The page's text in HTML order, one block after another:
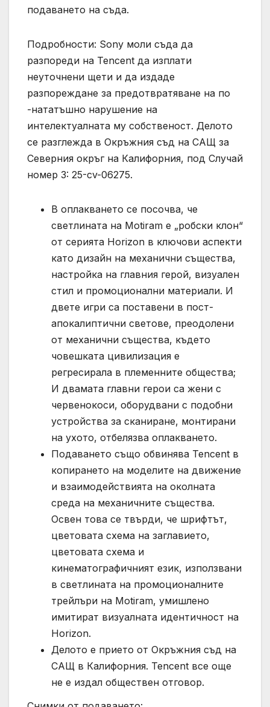
подаването на съда.
Подробности: Sony моли съда да
разпореди на Tencent да изплати
неуточнени щети и да издаде
разпореждане за предотвратяване на по
-нататъшно нарушение на
интелектуалната му собственост. Делото
се разглежда в Окръжния съд на САЩ за
Северния окръг на Калифорния, под Случай
номер 3: 25-cv-06275.
В оплакването се посочва, че
светлината на Motiram е „робски клон“
от серията Horizon в ключови аспекти
като дизайн на механични същества,
настройка на главния герой, визуален
стил и промоционални материали. И
двете игри са поставени в пост-
апокалиптични светове, преодолени
от механични същества, където
човешката цивилизация е
регресирала в племенните общества;
И двамата главни герои са жени с
червенокоси, оборудвани с подобни
устройства за сканиране, монтирани
на ухото, отбелязва оплакването.
Подаването също обвинява Tencent в
копирането на моделите на движение
и взаимодействията на околната
среда на механичните същества.
Освен това се твърди, че шрифтът,
цветовата схема на заглавието,
цветовата схема и
кинематографичният език, използвани
в светлината на промоционалните
трейлъри на Motiram, умишлено
имитират визуалната идентичност на
Horizon.
Делото е прието от Окръжния съд на
САЩ в Калифорния. Tencent все още
не е издал обществен отговор.